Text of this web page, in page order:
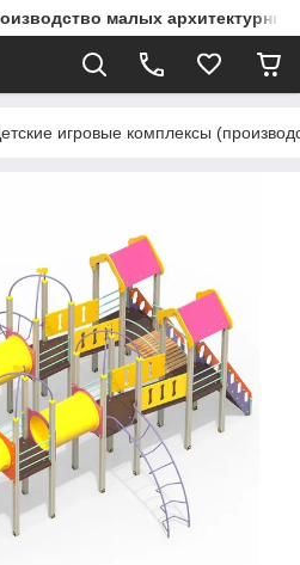
малых
игровые комплексы